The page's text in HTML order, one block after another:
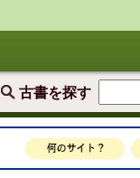
古書を探す